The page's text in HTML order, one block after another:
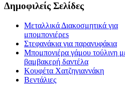
Δημοφιλείς Σελίδες
Μεταλλικά Διακοσμητικά για
μπομπονιέρεs
Στεφανάκια για παρανυφάκια
Μπομπονιέρα γάμου τούλινη
βαμβακερή δαντέλα
Κουφέτα Χατζηγιαννάκη
Βεντάλιες